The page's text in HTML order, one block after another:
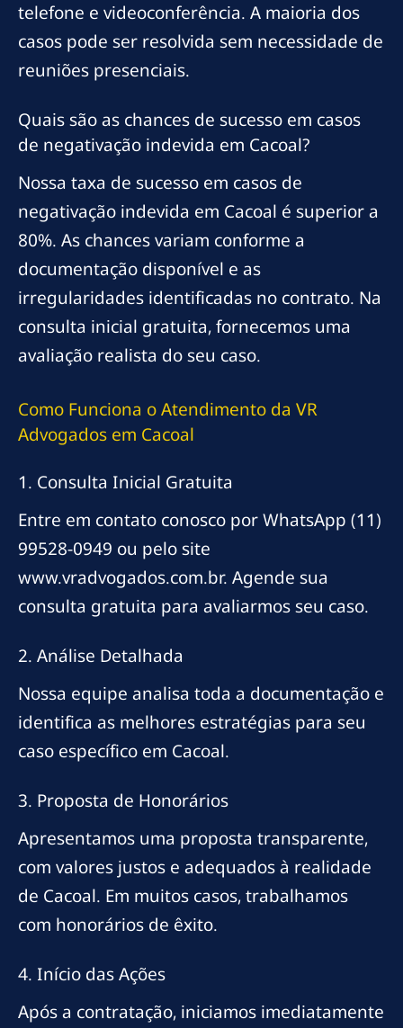
telefone e videoconferência. A maioria dos
casos pode ser resolvida sem necessidade de
reuniões presenciais.
Quais são as chances de sucesso em casos
de negativação indevida em Cacoal?
Nossa taxa de sucesso em casos de
negativação indevida em Cacoal é superior a
80%. As chances variam conforme a
documentação disponível e as
irregularidades identificadas no contrato. Na
consulta inicial gratuita, fornecemos uma
avaliação realista do seu caso.
Como Funciona o Atendimento da VR
Advogados em Cacoal
1. Consulta Inicial Gratuita
Entre em contato conosco por WhatsApp (11)
99528-0949 ou pelo site
www.vradvogados.com.br. Agende sua
consulta gratuita para avaliarmos seu caso.
2. Análise Detalhada
Nossa equipe analisa toda a documentação e
identifica as melhores estratégias para seu
caso específico em Cacoal.
3. Proposta de Honorários
Apresentamos uma proposta transparente,
com valores justos e adequados à realidade
de Cacoal. Em muitos casos, trabalhamos
com honorários de êxito.
4. Início das Ações
Após a contratação, iniciamos imediatamente